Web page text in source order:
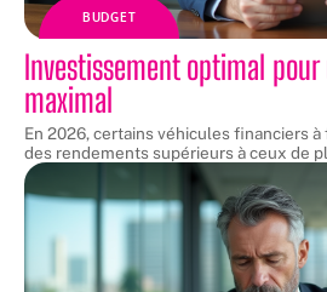
BUDGET
Investissement optimal
maximal
En 2026, certains véhicules financiers
des rendements supérieurs à ceux de